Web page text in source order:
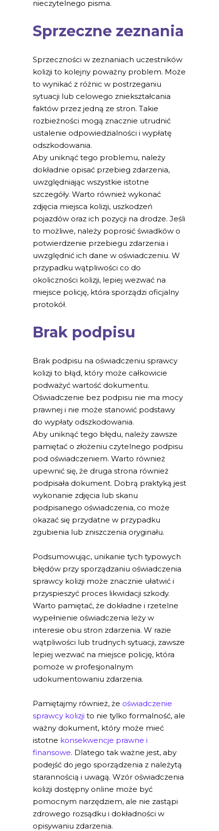
nieczytelnego pisma.
Sprzeczne zeznania
Sprzeczności w zeznaniach uczestników
kolizji to kolejny poważny problem. Może
to wynikać z różnic w postrzeganiu
sytuacji lub celowego zniekształcania
faktów przez jedną ze stron. Takie
rozbieżności mogą znacznie utrudnić
ustalenie odpowiedzialności i wypłatę
odszkodowania.
Aby uniknąć tego problemu, należy
dokładnie opisać przebieg zdarzenia,
uwzględniając wszystkie istotne
szczegóły. Warto również wykonać
zdjęcia miejsca kolizji, uszkodzeń
pojazdów oraz ich pozycji na drodze. Jeśli
to możliwe, należy poprosić świadków o
potwierdzenie przebiegu zdarzenia i
uwzględnić ich dane w oświadczeniu. W
przypadku wątpliwości co do
okoliczności kolizji, lepiej wezwać na
miejsce policję, która sporządzi oficjalny
protokół.
Brak podpisu
Brak podpisu na oświadczeniu sprawcy
kolizji to błąd, który może całkowicie
podważyć wartość dokumentu.
Oświadczenie bez podpisu nie ma mocy
prawnej i nie może stanowić podstawy
do wypłaty odszkodowania.
Aby uniknąć tego błędu, należy zawsze
pamiętać o złożeniu czytelnego podpisu
pod oświadczeniem. Warto również
upewnić się, że druga strona również
podpisała dokument. Dobrą praktyką jest
wykonanie zdjęcia lub skanu
podpisanego oświadczenia, co może
okazać się przydatne w przypadku
zgubienia lub zniszczenia oryginału.
Podsumowując, unikanie tych typowych
błędów przy sporządzaniu oświadczenia
sprawcy kolizji może znacznie ułatwić i
przyspieszyć proces likwidacji szkody.
Warto pamiętać, że dokładne i rzetelne
wypełnienie oświadczenia leży w
interesie obu stron zdarzenia. W razie
wątpliwości lub trudnych sytuacji, zawsze
lepiej wezwać na miejsce policję, która
pomoże w profesjonalnym
udokumentowaniu zdarzenia.
Pamiętajmy również, że oświadczenie
sprawcy kolizji to nie tylko formalność, ale
ważny dokument, który może mieć
istotne konsekwencje prawne i
finansowe. Dlatego tak ważne jest, aby
podejść do jego sporządzenia z należytą
starannością i uwagą. Wzór oświadczenia
kolizji dostępny online może być
pomocnym narzędziem, ale nie zastąpi
zdrowego rozsądku i dokładności w
opisywaniu zdarzenia.